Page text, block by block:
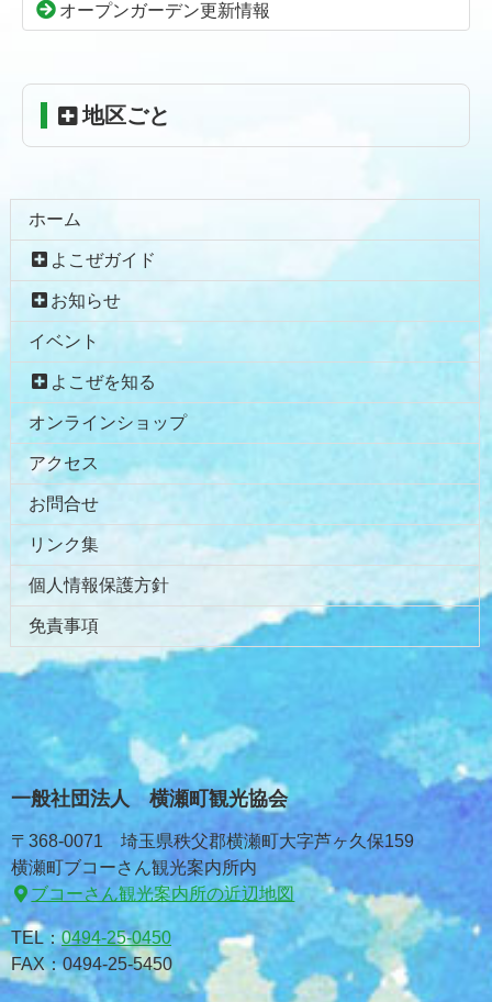
へ
る
オープンガーデン更新情報
地区ごと
ホーム
よこぜガイド
お知らせ
イベント
よこぜを知る
オンラインショップ
アクセス
お問合せ
リンク集
個人情報保護方針
免責事項
一般社団法人 横瀬町観光協会
〒368-0071 埼玉県秩父郡横瀬町大字芦ヶ久保159
横瀬町ブコーさん観光案内所内
ブコーさん観光案内所の近辺地図
TEL： 0494-25-0450
FAX：0494-25-5450